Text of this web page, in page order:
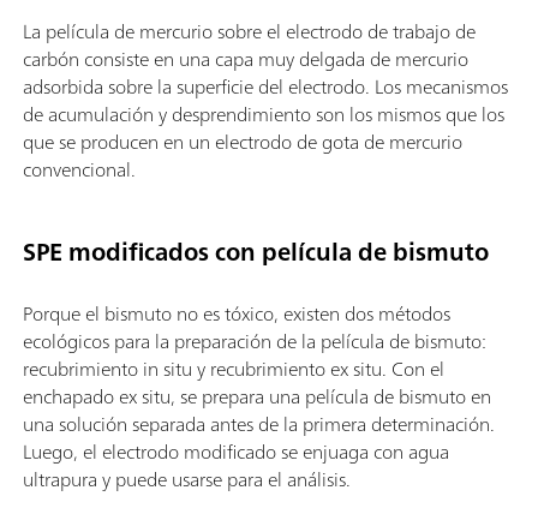
La película de mercurio sobre el electrodo de trabajo de
carbón consiste en una capa muy delgada de mercurio
adsorbida sobre la superficie del electrodo. Los mecanismos
de acumulación y desprendimiento son los mismos que los
que se producen en un electrodo de gota de mercurio
convencional.
SPE modificados con película de bismuto
Porque el bismuto no es tóxico, existen dos métodos
ecológicos para la preparación de la película de bismuto:
recubrimiento in situ y recubrimiento ex situ. Con el
enchapado ex situ, se prepara una película de bismuto en
una solución separada antes de la primera determinación.
Luego, el electrodo modificado se enjuaga con agua
ultrapura y puede usarse para el análisis.